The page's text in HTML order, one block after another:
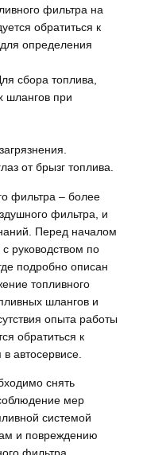
фильтра на
обратиться к
для определения
сбора топлива,
шлангов при
от брызг топлива.
фильтра – более
фильтра, и
Перед началом
руководством по
подробно описан
топливного
шлангов и
опыта работы
обратиться к
автосервисе.
снять
мер
системой
и повреждению
фильтра